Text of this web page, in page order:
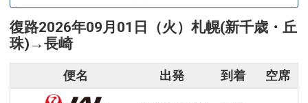
復路2026年09月01日（火） 札幌(新千歳・丘
珠) →長崎
便名 出発 到着 空席